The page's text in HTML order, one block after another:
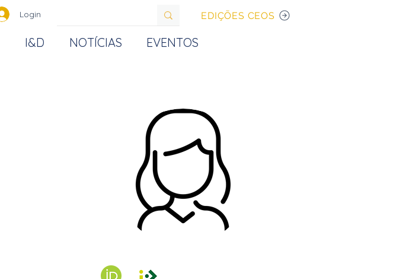
Login EDIÇÕES CEOS
I&D NOTÍCIAS EVENTOS